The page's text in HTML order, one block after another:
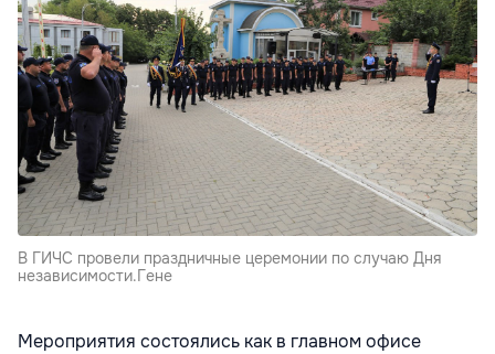
В ГИЧС провели праздничные церемонии по случаю Дня
независимости.Гене
Мероприятия состоялись как в главном офисе